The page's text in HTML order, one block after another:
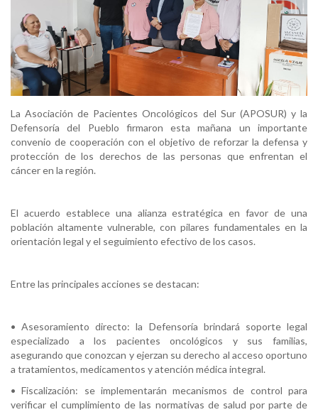
La Asociación de Pacientes Oncológicos del Sur (APOSUR) y la
Defensoría del Pueblo firmaron esta mañana un importante
convenio de cooperación con el objetivo de reforzar la defensa y
protección de los derechos de las personas que enfrentan el
cáncer en la región.
El acuerdo establece una alianza estratégica en favor de una
población altamente vulnerable, con pilares fundamentales en la
orientación legal y el seguimiento efectivo de los casos.
Entre las principales acciones se destacan:
• Asesoramiento directo: la Defensoría brindará soporte legal
especializado a los pacientes oncológicos y sus familias,
asegurando que conozcan y ejerzan su derecho al acceso oportuno
a tratamientos, medicamentos y atención médica integral.
• Fiscalización: se implementarán mecanismos de control para
verificar el cumplimiento de las normativas de salud por parte de